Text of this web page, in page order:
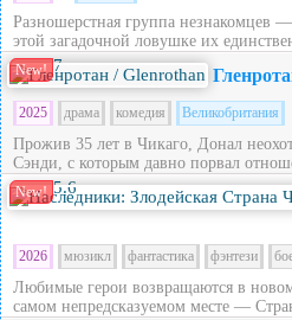
Разношерстная группа незнакомцев
этой загадочной ловушке их
New! 7
2025 драма комедия Великобритания
Прожив 35 лет в Чикаго, Донал
Сэнди, с которым давно порвал
New! 5.6
2026 мюзикл фантастика фэнтези
Любимые герои возвращаются в
самом непредсказуемом месте —